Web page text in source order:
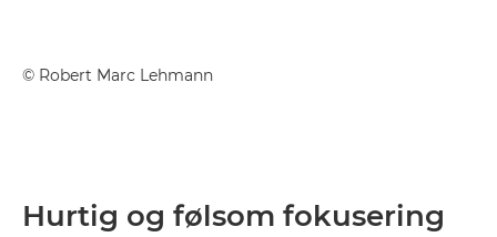
© Robert Marc Lehmann
Hurtig og følsom fokusering